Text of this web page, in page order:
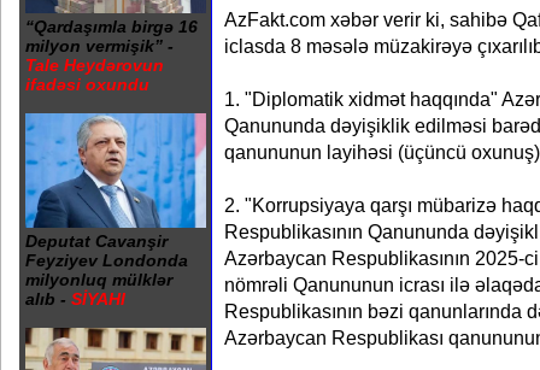
“Qardaşımla birgə 16
milyon vermişik” -
Tale Heydərovun
ifadəsi oxundu
Deputat Cavanşir
Feyziyev Londonda
milyonluq mülklər
alıb - SİYAHI
AzFakt.com xəbər verir ki, sahibə
iclasda 8 məsələ müzakirəyə
1. "Diplomatik xidmət haqqında"
Qanununda dəyişiklik edilməsi
qanununun layihəsi (üçüncü
2. "Korrupsiyaya qarşı mübarizə
Respublikasının Qanununda
Azərbaycan Respublikasının 2025-
nömrəli Qanununun icrası ilə
Respublikasının bəzi qanunlarında
Azərbaycan Respublikası